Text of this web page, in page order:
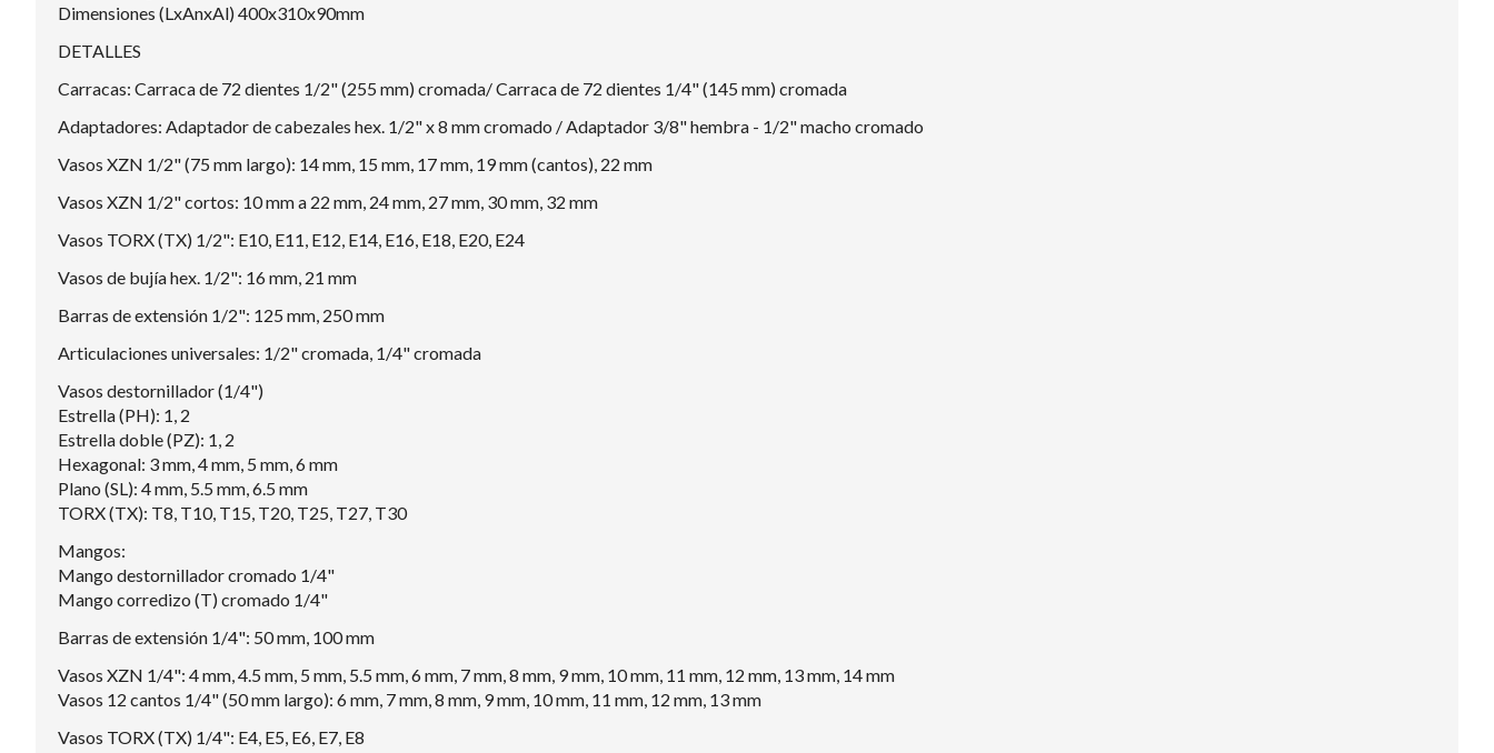
Dimensiones (LxAnxAl) 400x310x90mm
DETALLES
Carracas: Carraca de 72 dientes 1/2" (255 mm) cromada/ Carraca de 72 dientes 1/4" (145 mm) cromada
Adaptadores: Adaptador de cabezales hex. 1/2" x 8 mm cromado / Adaptador 3/8" hembra - 1/2" macho cromado
Vasos XZN 1/2" (75 mm largo): 14 mm, 15 mm, 17 mm, 19 mm (cantos), 22 mm
Vasos XZN 1/2" cortos: 10 mm a 22 mm, 24 mm, 27 mm, 30 mm, 32 mm
Vasos TORX (TX) 1/2": E10, E11, E12, E14, E16, E18, E20, E24
Vasos de bujía hex. 1/2": 16 mm, 21 mm
Barras de extensión 1/2": 125 mm, 250 mm
Articulaciones universales: 1/2" cromada, 1/4" cromada
Vasos destornillador (1/4")
Estrella (PH): 1, 2
Estrella doble (PZ): 1, 2
Hexagonal: 3 mm, 4 mm, 5 mm, 6 mm
Plano (SL): 4 mm, 5.5 mm, 6.5 mm
TORX (TX): T8, T10, T15, T20, T25, T27, T30
Mangos:
Mango destornillador cromado 1/4"
Mango corredizo (T) cromado 1/4"
Barras de extensión 1/4": 50 mm, 100 mm
Vasos XZN 1/4": 4 mm, 4.5 mm, 5 mm, 5.5 mm, 6 mm, 7 mm, 8 mm, 9 mm, 10 mm, 11 mm, 12 mm, 13 mm, 14 mm
Vasos 12 cantos 1/4" (50 mm largo): 6 mm, 7 mm, 8 mm, 9 mm, 10 mm, 11 mm, 12 mm, 13 mm
Vasos TORX (TX) 1/4": E4, E5, E6, E7, E8